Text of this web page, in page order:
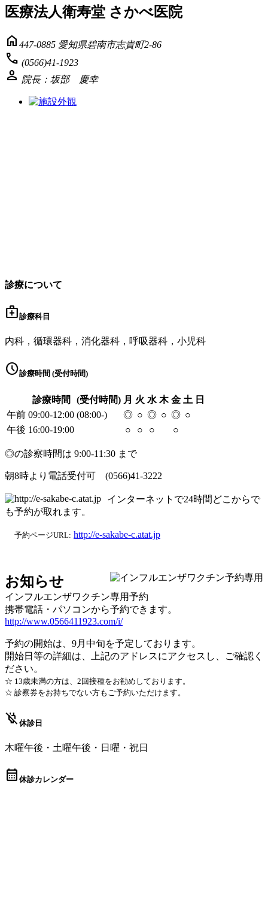
医療法人衛寿堂 さかべ医院
home 447-0885 愛知県碧南市志貴町2-86
phone (0566)41-1923
person 院長：坂部 慶幸
診療について
medical_services診療科目
内科，循環器科，消化器科，呼吸器科，小児科
schedule診療時間 (受付時間)
診療時間 (受付時間) 月 火 水 木 金 土 日
午前 09:00-12:00 (08:00-) ◎ ○ ◎ ○ ◎ ○
午後 16:00-19:00 ○ ○ ○ ○
◎の診察時間は 9:00-11:30 まで
朝8時より電話受付可 (0566)41-3222
インターネットで24時間どこからで
も予約が取れます。
予約ページURL: http://e-sakabe-c.atat.jp
お知らせ
インフルエンザワクチン専用予約
携帯電話・パソコンから予約できます。
http://www.0566411923.com/i/
予約の開始は、9月中旬を予定しております。
開始日等の詳細は、上記のアドレスにアクセスし、ご確認く
ださい。
☆ 13歳未満の方は、2回接種をお勧めしております。
☆ 診察券をお持ちでない方もご予約いただけます。
power_off 休診日
木曜午後・土曜午後・日曜・祝日
calendar_month 休診カレンダー